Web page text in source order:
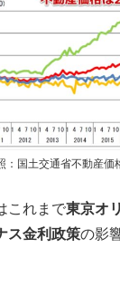
：国土交通省不動産価
これまで東京オ
ス金利政策の影